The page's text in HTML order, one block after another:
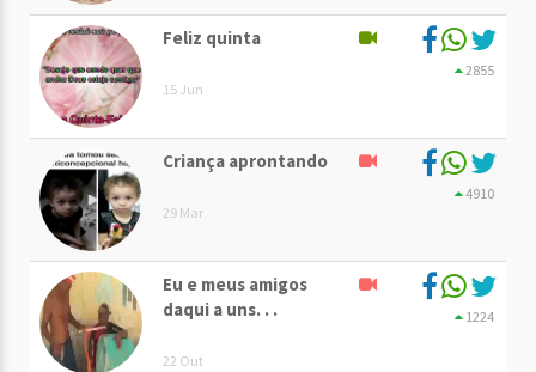
Feliz quinta
15 Jun
2855
Criança aprontando
29 Mar
4910
Eu e meus amigos
daqui a uns. . .
22 Out
1224